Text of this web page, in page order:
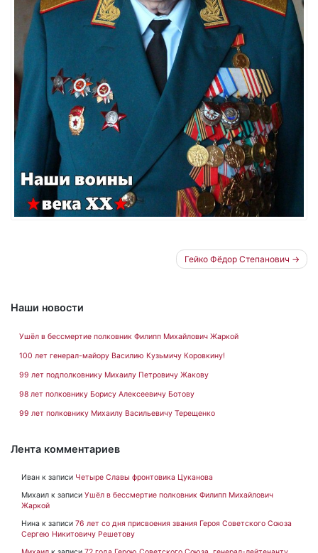
записям
Гейко Фёдор Степанович
Наши новости
Ушёл в бессмертие полковник Филипп Михайлович Жаркой
100 лет генерал-майору Василию Кузьмичу Коровкину!
99 лет подполковнику Михаилу Петровичу Жакову
98 лет полковнику Борису Алексеевичу Ботову
99 лет полковнику Михаилу Васильевичу Терещенко
Лента комментариев
Иван к записи Четыре Славы фронтовика Цуканова
Михаил к записи Ушёл в бессмертие полковник Филипп Михайлович
Жаркой
Нина к записи 76 лет со дня присвоения звания Героя Советского Союза
Сергею Никитовичу Решетову